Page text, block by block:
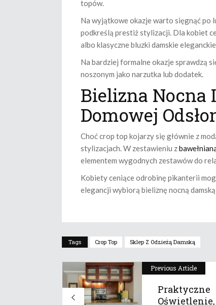
topów.
Na wyjątkowe okazje warto sięgnąć po
podkreślą prestiż stylizacji. Dla kobiet
albo klasyczne bluzki damskie eleganckie.
Na bardziej formalne okazje sprawdzą
noszonym jako narzutka lub dodatek.
Bielizna Nocna
Domowej
Choć crop top kojarzy się głównie z
stylizacjach. W zestawieniu z
elementem wygodnych zestawów do
Kobiety ceniące odrobinę pikanterii
elegancji wybiorą bieliznę nocną damską
Tags Crop Top Sklep Z Odzieżą Damską
Previous Article
Praktyczne